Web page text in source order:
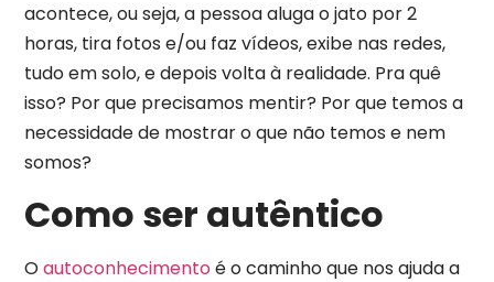
acontece, ou seja, a pessoa aluga o jato por 2
horas, tira fotos e/ou faz vídeos, exibe nas redes,
tudo em solo, e depois volta à realidade. Pra quê
isso? Por que precisamos mentir? Por que temos a
necessidade de mostrar o que não temos e nem
somos?
Como ser autêntico
Oautoconhecimento é o caminho que nos ajuda a